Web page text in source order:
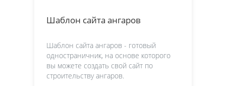
Шаблон сайта ангаров
Шаблон сайта ангаров - готовый
одностраничник, на основе которого
вы можете создать свой сайт по
строительству ангаров.